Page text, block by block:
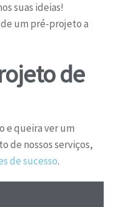
suas ideias!
um pré-projeto a
de
e queira ver um
de nossos serviços,
de sucesso.